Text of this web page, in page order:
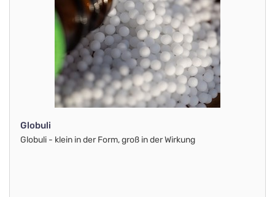
Globuli
Globuli - klein in der Form, groß in der Wirkung